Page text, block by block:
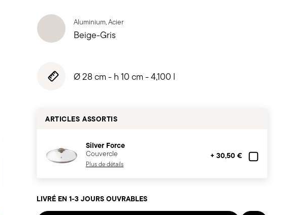
Aluminium, Acier
Beige-Gris
Ø 28 cm - h 10 cm - 4,100 l
ARTICLES ASSORTIS
Silver Force
Couvercle
Plus de détails
+ 30,50 €
LIVRÉ EN 1-3 JOURS OUVRABLES